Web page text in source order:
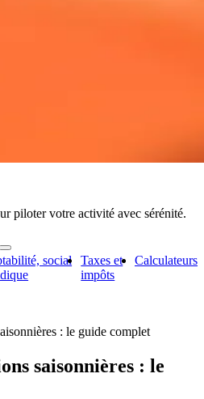
piloter votre activité avec sérénité.
social
Taxes et
impôts
Calculateurs
: le guide complet
saisonnières : le